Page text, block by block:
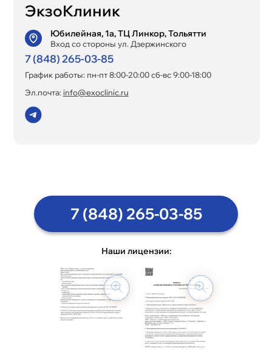
ЭкзоКлиник
Юбилейная, 1а, ТЦ Линкор, Тольятти
Вход со стороны ул. Дзержинского
7 (848) 265-03-85
График работы: пн-пт 8:00-20:00 сб-вс 9:00-18:00
Эл.почта:info@exoclinic.ru
Наши лицензии:
7 (848) 265-03-85